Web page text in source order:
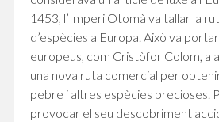
1453, l’Imperi Otomà va tallar la
d’espècies a Europa. Això va
europeus, com Cristòfor Colom, a
una nova ruta comercial per
pebre i altres espècies precioses.
provocar el seu descobriment